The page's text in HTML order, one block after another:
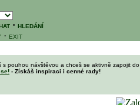
· HLEDÁNÍ
· EXIT
pouhou návštěvou a chceš se aktivně zapojit do
- Získáš inspiraci i cenné rady!